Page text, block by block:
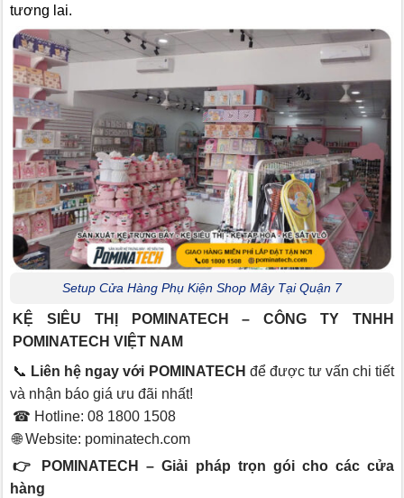
tương lai.
Setup Cửa Hàng Phụ Kiện Shop Mây Tại Quận 7
KỆ SIÊU THỊ POMINATECH – CÔNG TY TNHH
POMINATECH VIỆT NAM
📞 Liên hệ ngay với POMINATECH để được tư vấn chi tiết
và nhận báo giá ưu đãi nhất!
☎ Hotline: 08 1800 1508
🌐 Website: pominatech.com
👉 POMINATECH – Giải pháp trọn gói cho các cửa
hàng